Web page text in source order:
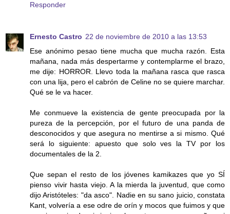
Responder
Ernesto Castro 22 de noviembre de 2010 a las 13:53
Ese anónimo pesao tiene mucha que mucha razón. Esta
mañana, nada más despertarme y contemplarme el brazo,
me dije: HORROR. Llevo toda la mañana rasca que rasca
con una lija, pero el cabrón de Celine no se quiere marchar.
Qué se le va hacer.
Me conmueve la existencia de gente preocupada por la
pureza de la percepción, por el futuro de una panda de
desconocidos y que asegura no mentirse a si mismo. Qué
será lo siguiente: apuesto que solo ves la TV por los
documentales de la 2.
Que sepan el resto de los jóvenes kamikazes que yo SÍ
pienso vivir hasta viejo. A la mierda la juventud, que como
dijo Aristóteles: "da asco". Nadie en su sano juicio, constata
Kant, volvería a ese odre de orín y mocos que fuimos y que